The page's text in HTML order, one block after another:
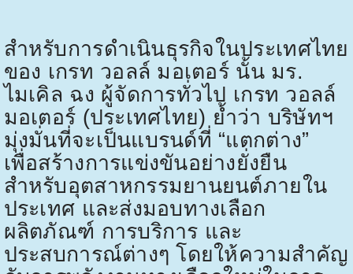
สำหรับการดำเนินธุรกิจในประเทศไทย
ของ เกรท วอลล์ มอเตอร์ นั้น มร.
ไมเคิล ฉง ผู้จัดการทั่วไป เกรท วอลล์
มอเตอร์ (ประเทศไทย) ย้ำว่า บริษัทฯ
มุ่งมั่นที่จะเป็นแบรนด์ที่ “แตกต่าง”
เพื่อสร้างการแข่งขันอย่างยั่งยืน
สำหรับอุตสาหกรรมยานยนต์ภายใน
ประเทศ และส่งมอบทางเลือก
ผลิตภัณฑ์ การบริการ และ
ประสบการณ์ต่างๆ โดยให้ความสำคัญ